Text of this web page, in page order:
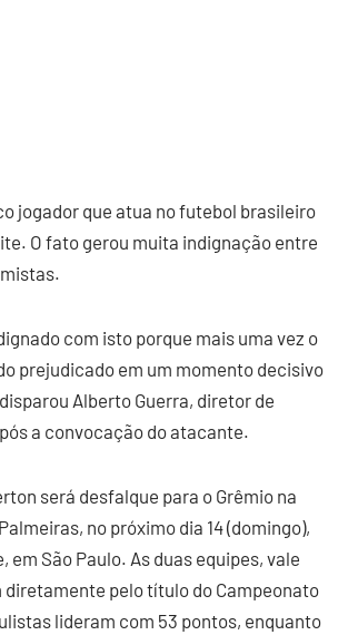
jogador que atua no futebol brasileiro
O fato gerou muita indignação entre
com isto porque mais uma vez o
prejudicado em um momento decisivo
Alberto Guerra, diretor de
a convocação do atacante.
será desfalque para o Grêmio na
no próximo dia 14 (domingo),
em São Paulo. As duas equipes, vale
diretamente pelo título do Campeonato
lideram com 53 pontos, enquanto